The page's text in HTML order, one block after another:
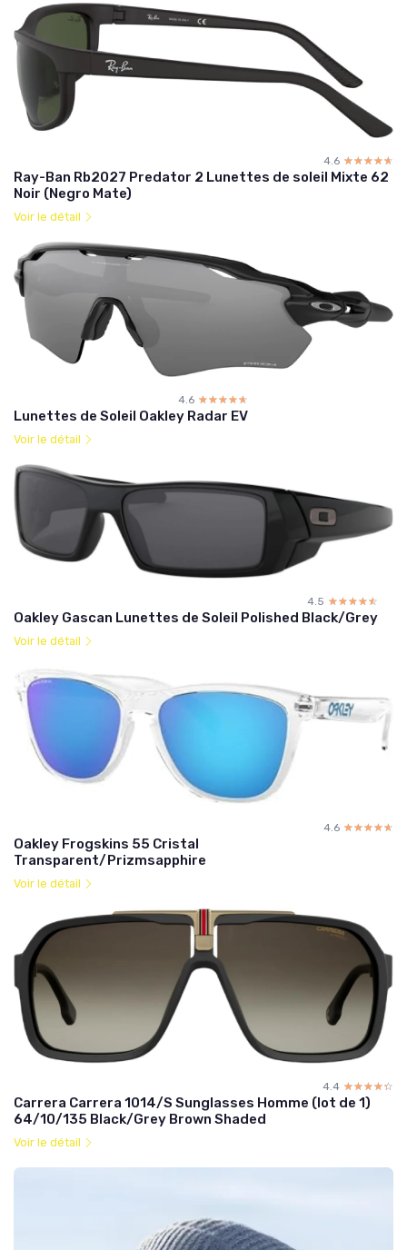
4.6 ☆☆☆☆☆
★★★★★
Ray-Ban Rb2027 Predator 2 Lunettes de soleil Mixte 62
Noir (Negro Mate)
Voir le détail
4.6 ☆☆☆☆☆
★★★★★
Lunettes de Soleil Oakley Radar EV
Voir le détail
4.5 ☆☆☆☆☆
★★★★★
Oakley Gascan Lunettes de Soleil Polished Black/Grey
Voir le détail
4.6 ☆☆☆☆☆
★★★★★
Oakley Frogskins 55 Cristal
Transparent/Prizmsapphire
Voir le détail
4.4 ☆☆☆☆☆
★★★★★
Carrera Carrera 1014/S Sunglasses Homme (lot de 1)
64/10/135 Black/Grey Brown Shaded
Voir le détail